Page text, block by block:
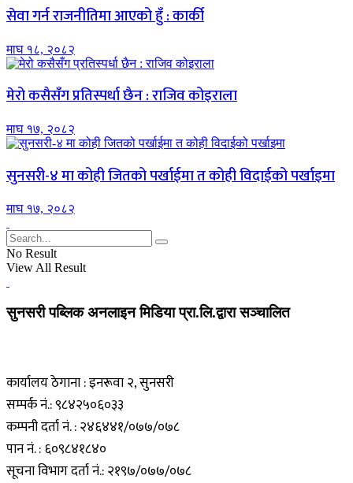
सेवा गर्न राजनीतिमा आएको हुँ : कार्की
माघ १८, २०८२
मेरो कसैसँग प्रतिस्पर्धा छैन : राजिव कोइराला
माघ १७, २०८२
सुनसरी-४ मा कोही जितको पर्खाईमा त कोही विदाईको पर्खाइमा
माघ १७, २०८२
No Result
View All Result
सुनसरी पब्लिक अनलाइन मिडिया प्रा.लि.द्वारा सञ्चालित
कार्यालय ठेगाना : इनरूवा २, सुनसरी
सम्पर्क नं.: ९८४२५०६०३३
कम्पनी दर्ता नं. : २४६४४१/०७७/०७८
पान नं. : ६०९८४१८४०
सूचना विभाग दर्ता नं.: २१९७/०७७/०७८